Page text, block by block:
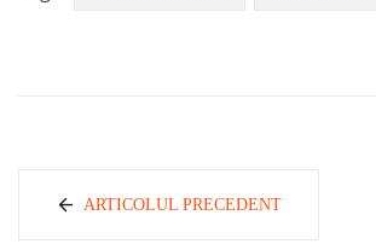
ARTICOLUL PRECEDENT